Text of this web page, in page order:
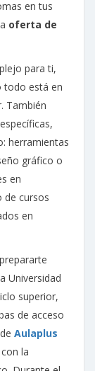
en tus
oferta de
para ti,
todo está en
También
herramientas
gráfico o
en
de cursos
en
Universidad
superior,
de acceso
Aulaplus
la